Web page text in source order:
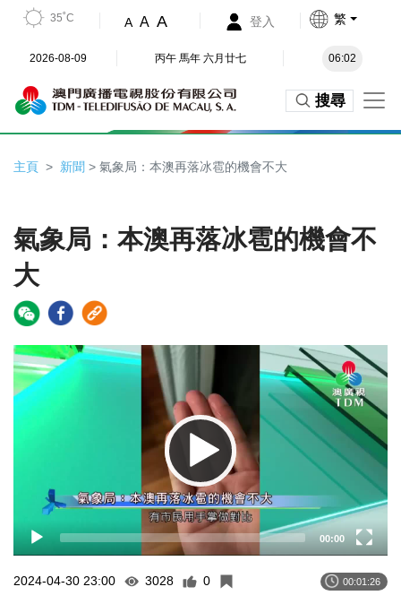
35˚C A A A 登入 繁
2026-08-09 丙午 馬年 六月廿七 06:02
搜尋
主頁 新聞 > 氣象局：本澳再落冰雹的機會不大
氣象局：本澳再落冰雹的機會不
大
Video
Player
00:00
2024-04-30 23:00 3028 0 00:01:26